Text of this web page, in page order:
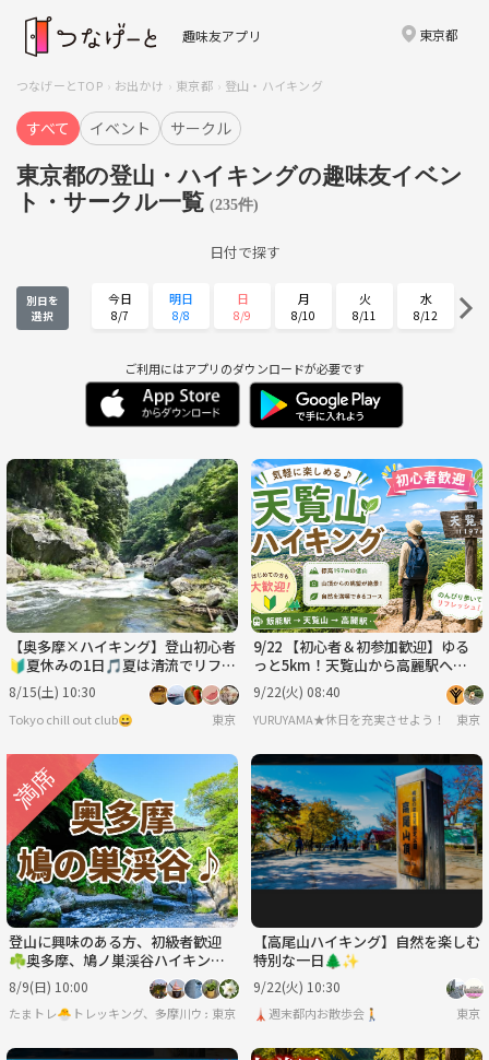
趣味友アプリ 東京都
つなげーとTOP お出かけ 東京都 登山・ハイキング
すべて イベント サークル
東京都の登山・ハイキングの趣味友イベン
ト・サークル一覧 (235件)
日付で探す
別日を
選択
今日
8/7
明日
8/8
日
8/9
月
8/10
火
8/11
水
8/12
8/13 8/14 8/15 8/16 8/17
水
8/19
木
8/20
土
8/22
日
8/23
8/25 8/26 8/27 8/28 8/29 8/30
月
8/31
火
9/1 9/2
木
9/3
金
9/4
土
9/5
ご利用にはアプリのダウンロードが必要です
【奥多摩×ハイキング】登山初心者
🔰夏休みの1日🎵夏は清流でリフレ
ッシュしましょう🌿🚶‍♂️
8/15(土) 10:30
Tokyo chill out club😀 東京
9/22 【初心者＆初参加歓迎】ゆる
っと5km！天覧山から高麗駅へ、
秋色フォトハイク！
9/22(火) 08:40
YURUYAMA★休日を充実させよう！（グル
東京
登山に興味のある方、初級者歓迎
☘️奥多摩、鳩ノ巣渓谷ハイキン
グ、地元料理・希望者は温泉、
8/9(日) 10:00
たまトレ🐣トレッキング、多摩川ウォーキング、ゆるラン）
東京
【高尾山ハイキング】自然を楽しむ
特別な一日🌲✨
9/22(火) 10:30
🗼週末都内お散歩会🚶 東京